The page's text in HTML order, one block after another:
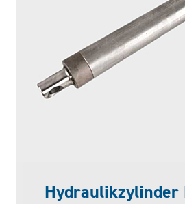
Hydraulikzylinder